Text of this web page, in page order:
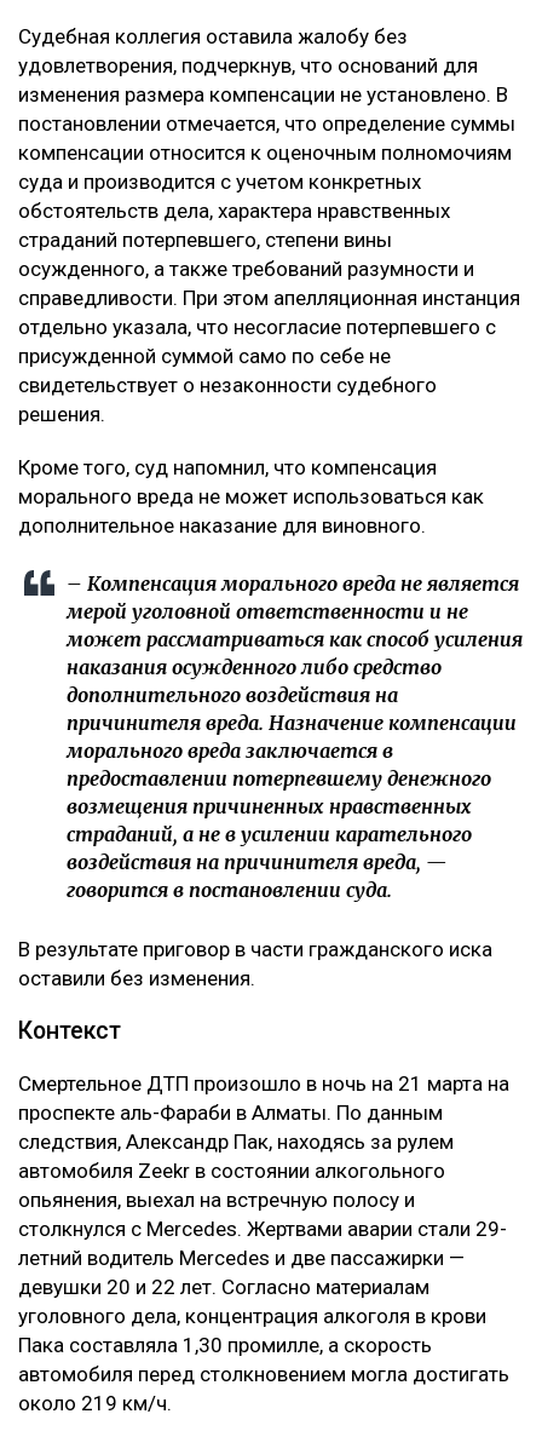
Судебная коллегия оставила жалобу без
удовлетворения, подчеркнув, что оснований для
изменения размера компенсации не установлено. В
постановлении отмечается, что определение суммы
компенсации относится к оценочным полномочиям
суда и производится с учетом конкретных
обстоятельств дела, характера нравственных
страданий потерпевшего, степени вины
осужденного, а также требований разумности и
справедливости. При этом апелляционная инстанция
отдельно указала, что несогласие потерпевшего с
присужденной суммой само по себе не
свидетельствует о незаконности судебного
решения.
Кроме того, суд напомнил, что компенсация
морального вреда не может использоваться как
дополнительное наказание для виновного.
– Компенсация морального вреда не является
мерой уголовной ответственности и не
может рассматриваться как способ усиления
наказания осужденного либо средство
дополнительного воздействия на
причинителя вреда. Назначение компенсации
морального вреда заключается в
предоставлении потерпевшему денежного
возмещения причиненных нравственных
страданий, а не в усилении карательного
воздействия на причинителя вреда, —
говорится в постановлении суда.
В результате приговор в части гражданского иска
оставили без изменения.
Контекст
Смертельное ДТП произошло в ночь на 21 марта на
проспекте аль-Фараби в Алматы. По данным
следствия, Александр Пак, находясь за рулем
автомобиля Zeekr в состоянии алкогольного
опьянения, выехал на встречную полосу и
столкнулся с Mercedes. Жертвами аварии стали 29-
летний водитель Mercedes и две пассажирки —
девушки 20 и 22 лет. Согласно материалам
уголовного дела, концентрация алкоголя в крови
Пака составляла 1,30 промилле, а скорость
автомобиля перед столкновением могла достигать
около 219 км/ч.